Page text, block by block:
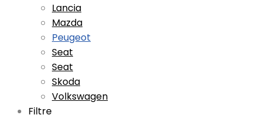
Lancia
Mazda
Peugeot
Seat
Seat
Skoda
Volkswagen
Filtre